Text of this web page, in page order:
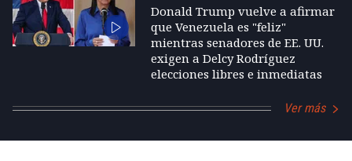
Donald Trump vuelve a afirmar
que Venezuela es "feliz"
mientras senadores de EE. UU.
exigen a Delcy Rodríguez
elecciones libres e inmediatas
Ver más